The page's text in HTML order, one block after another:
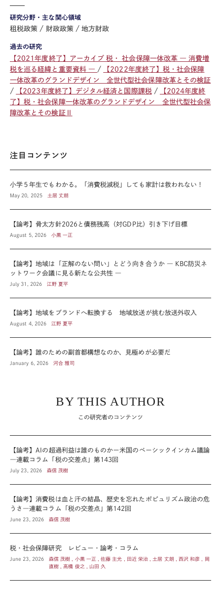
研究分野・主な関心領域
租税政策 財政政策 地方財政
過去の研究
【2021年度終了】アーカイブ 税・ 社会保障一体改革 ― 消費増
税を巡る経緯と重要資料 ―
【2022年度終了】税・社会保障
一体改革のグランドデザイン 全世代型社会保障改革とその検証
【2023年度終了】デジタル経済と国際課税
【2024年度終
了】税・社会保障一体改革のグランドデザイン 全世代型社会保
障改革とその検証Ⅱ
注目コンテンツ
小学５年生でもわかる。「消費税減税」しても家計は救われない！
May 20, 2025 土居 丈朗
【論考】骨太方針2026と債務残高（対GDP比）引き下げ目標
August 5, 2026 小黒 一正
【論考】地域は「正解のない問い」とどう向き合うか ― KBC防災ネ
ットワーク会議に見る新たな公共性 ―
July 31, 2026 江野 夏平
【論考】地域をブランドへ転換する 地域放送が挑む放送外収入
August 4, 2026 江野 夏平
【論考】誰のための副首都構想なのか、見極めが必要だ
January 6, 2026 河合 雅司
BY THIS AUTHOR
この研究者のコンテンツ
【論考】AIの超過利益は誰のものかー米国のベーシックインカム議論
―連載コラム「税の交差点」第143回
July 23, 2026 森信 茂樹
【論考】消費税は血と汗の結晶、歴史を忘れたポピュリズム政治の危
うさ―連載コラム「税の交差点」第142回
June 23, 2026 森信 茂樹
税・社会保障研究 レビュー・論考・コラム
June 23, 2026
森信 茂樹 , 小黒 一正 , 佐藤 主光 , 田近 栄治 , 土居 丈朗 , 西沢 和彦 , 岡
直樹 , 高橋 俊之 , 山田 久